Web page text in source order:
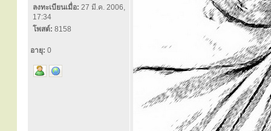
ลงทะเบียนเมื่อ: 27 มี.ค. 2006,
17:34
โพสต์: 8158
อายุ: 0